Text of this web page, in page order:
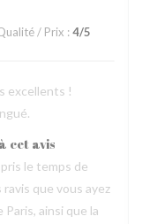
/ Prix : 4/5
excellents !
cet avis
le temps de
que vous ayez
ainsi que la